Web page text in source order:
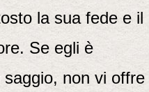
la sua fede e il
Se egli è
saggio, non vi offre